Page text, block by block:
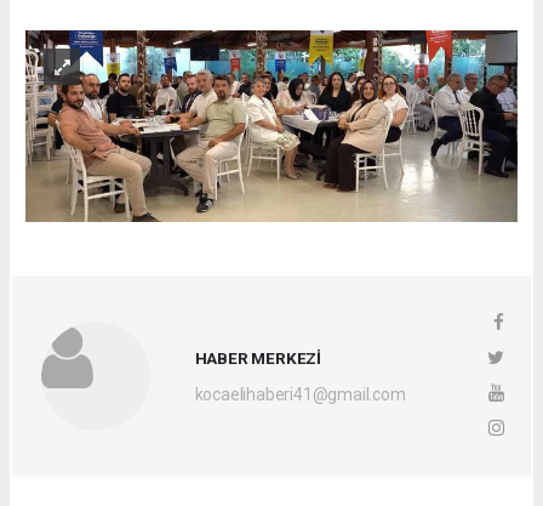
HABER MERKEZİ
kocaelihaberi41@gmail.com